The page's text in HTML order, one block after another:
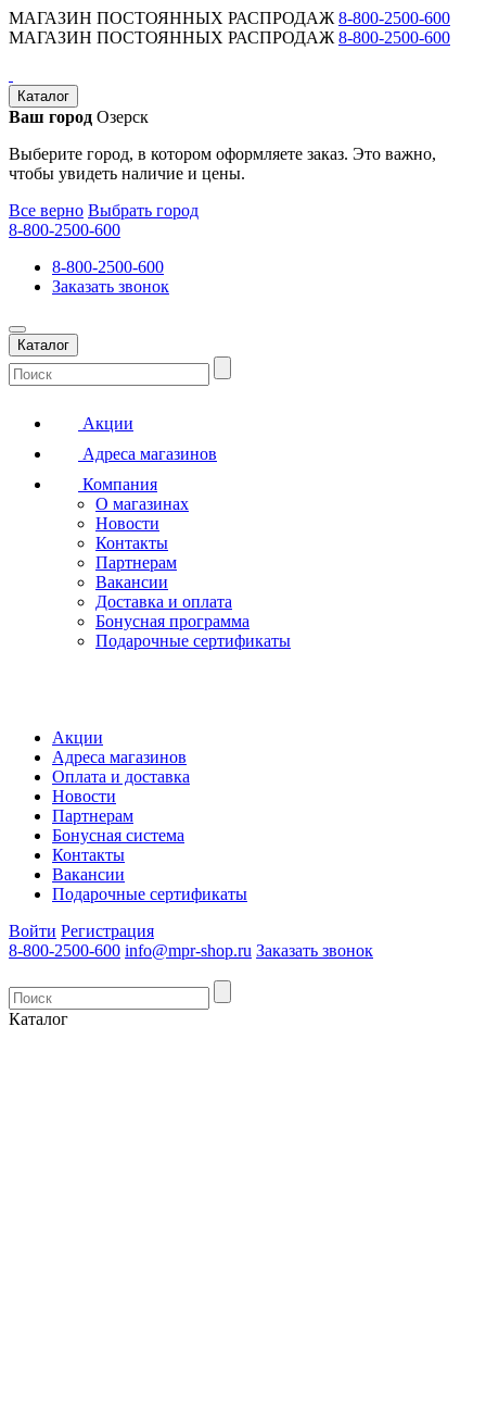
МАГАЗИН ПОСТОЯННЫХ РАСПРОДАЖ 8-800-2500-600
МАГАЗИН ПОСТОЯННЫХ РАСПРОДАЖ 8-800-2500-600
Каталог
Ваш город Озерск
Выберите город, в котором оформляете заказ. Это важно,
чтобы увидеть наличие и цены.
Все верно Выбрать город
8-800-2500-600
8-800-2500-600
Заказать звонок
Каталог
Акции
Адреса магазинов
Компания
О магазинах
Новости
Контакты
Партнерам
Вакансии
Доставка и оплата
Бонусная программа
Подарочные сертификаты
Акции
Адреса магазинов
Оплата и доставка
Новости
Партнерам
Бонусная система
Контакты
Вакансии
Подарочные сертификаты
Войти Регистрация
8-800-2500-600 info@mpr-shop.ru Заказать звонок
Каталог